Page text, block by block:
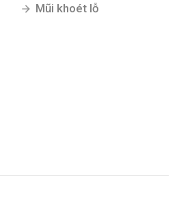
Mũi khoét lỗ